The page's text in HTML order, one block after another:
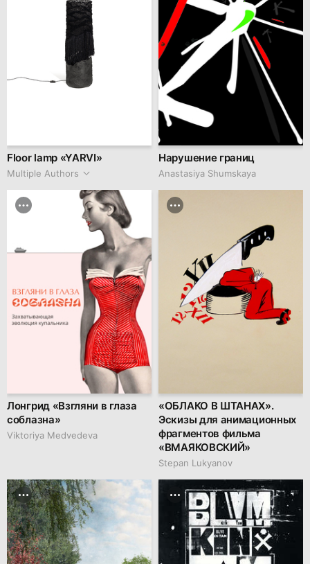
Floor lamp «YARVI»
Multiple Authors
Нарушение границ
Anastasiya Shumskaya
Лонгрид «Взгляни в глаза
соблазна»
Viktoriya Medvedeva
«ОБЛАКО В ШТАНАХ».
Эскизы для анимационных
фрагментов фильма
«ВМАЯКОВСКИЙ»
Stepan Lukyanov